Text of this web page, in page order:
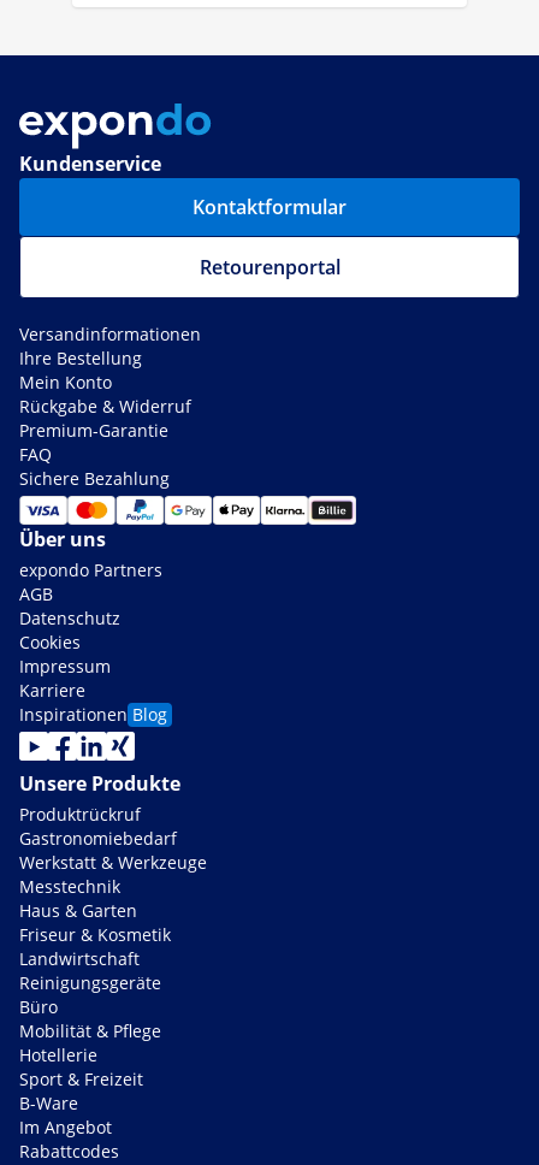
Kundenservice
Kontaktformular
Retourenportal
Versandinformationen
Ihre Bestellung
Mein Konto
Rückgabe & Widerruf
Premium-Garantie
FAQ
Sichere Bezahlung
Über uns
expondo Partners
AGB
Datenschutz
Cookies
Impressum
Karriere
Inspirationen Blog
Unsere Produkte
Produktrückruf
Gastronomiebedarf
Werkstatt & Werkzeuge
Messtechnik
Haus & Garten
Friseur & Kosmetik
Landwirtschaft
Reinigungsgeräte
Büro
Mobilität & Pflege
Hotellerie
Sport & Freizeit
B-Ware
Im Angebot
Rabattcodes